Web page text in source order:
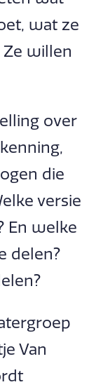
wat ze
willen
over
die
versie
En welke
delen?
Van